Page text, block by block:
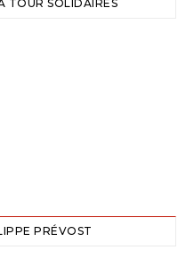
TOUR SOLIDAIRES
PRÉVOST